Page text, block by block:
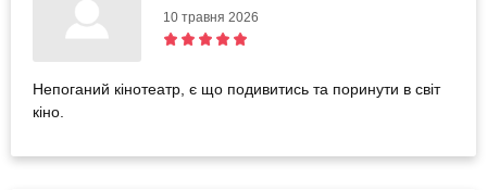
10 травня 2026
Непоганий кінотеатр, є що подивитись та поринути в світ
кіно.